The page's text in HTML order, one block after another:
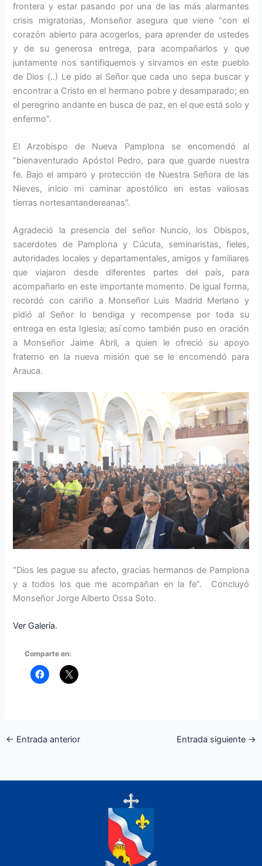
frontera y estar pasando por una de las más alarmantes
crisis migratorias, Monseñor asegura que viene “con el
corazón abierto para acogerlos, para aprender de ustedes
y de su generosa entrega, para acompañarlos y que
juntamente nos santifiquemos y sirvamos en este pueblo
de Dios (..) Le pido al Señor que cada uno sepa buscar y
encontrar a Cristo en el hermano pobre y desamparado; en
el peregrino andante en busca de paz, en el que está solo y
enfermo”.
El Arzobispo de Nueva Pamplona se encomendó al
“bienaventurado Apóstol Pedro, para que guarde nuestra
fe. Bajo el amparo y protección de Nuestra Señora de las
Nieves, inicio mi caminar apostólico en estas valiosas
tierras nortesantandereanas”.
Agradeció la presencia del señor Nuncio, los Obispos,
sacerdotes de Pamplona y Cúcuta, seminaristas, fieles,
autoridades locales y departamentales, amigos y familiares
que viajaron desde diferentes partes del país, para
acompañarlo en este importante momento. De igual forma,
recordó con cariño a Monseñor Luis Madrid Merlano y
pidió al Señor lo bendiga y recompense por toda su
entrega en esta Iglesia; así como también puso en oración
a Monseñor Jaime Abril, a quien le ofreció su apoyo
fraterno en la nueva misión que se le encomendó para
Arauca.
“Dios les pague su afecto, gracias hermanos de Pamplona
y a todos los que me acompañan en la fe”. Concluyó
Monseñor Jorge Alberto Ossa Soto.
Ver Galería.
Comparte en:
← Entrada anterior Entrada siguiente →